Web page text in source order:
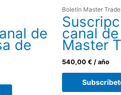
de
de
Boletín Master
canal
Master
540,00 € / año